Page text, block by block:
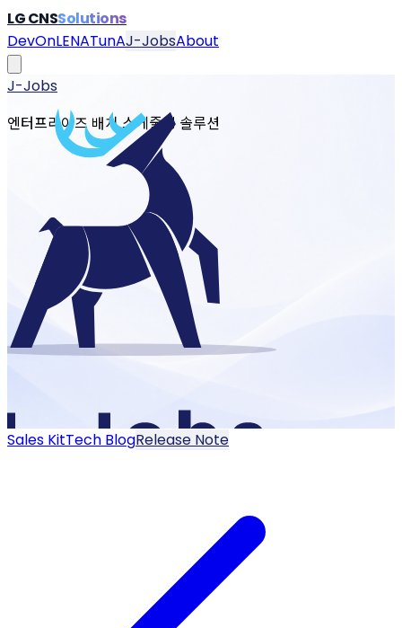
LG CNSSolutions
DevOnLENATunAJ-JobsAbout
J-Jobs
엔터프라이즈 배치 스케줄링 솔루션
Sales KitTech BlogRelease Note